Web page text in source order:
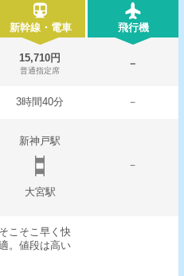
新幹線・電車 飛行機
15,710円
普通指定席
－
3時間40分 －
新神戸駅
－
大宮駅
そこそこ早く快
。値段は高い